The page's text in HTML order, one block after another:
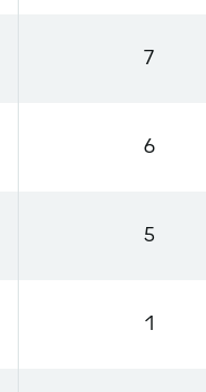
7
6
5
1